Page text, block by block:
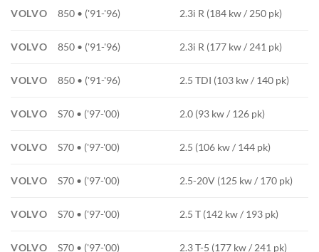
VOLVO 850 • ('91-'96) 2.3i R (184 kw / 250 pk)
VOLVO 850 • ('91-'96) 2.3i R (177 kw / 241 pk)
VOLVO 850 • ('91-'96) 2.5 TDI (103 kw / 140 pk)
VOLVO S70 • ('97-'00) 2.0 (93 kw / 126 pk)
VOLVO S70 • ('97-'00) 2.5 (106 kw / 144 pk)
VOLVO S70 • ('97-'00) 2.5-20V (125 kw / 170 pk)
VOLVO S70 • ('97-'00) 2.5 T (142 kw / 193 pk)
VOLVO S70 • ('97-'00) 2.3 T-5 (177 kw / 241 pk)